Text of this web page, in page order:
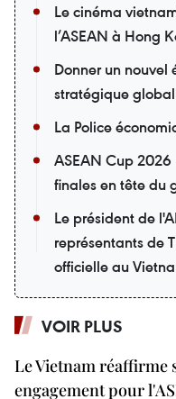
Le cinéma
l’ASEAN à Hong
Donner un nouvel
stratégique
La Police
ASEAN Cup
finales en tête du
Le président de
représentants de
officielle au
VOIR PLUS
Le Vietnam réaffirme
engagement pour